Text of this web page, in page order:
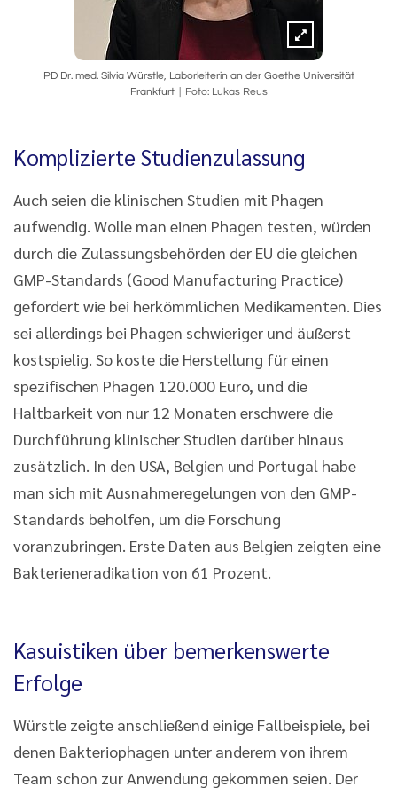
PD Dr. med. Silvia Würstle, Laborleiterin an der Goethe Universität
Frankfurt
Foto: Lukas Reus
Komplizierte Studienzulassung
Auch seien die klinischen Studien mit Phagen
aufwendig. Wolle man einen Phagen testen, würden
durch die Zulassungsbehörden der EU die gleichen
GMP-Standards (Good Manufacturing Practice)
gefordert wie bei herkömmlichen Medikamenten. Dies
sei allerdings bei Phagen schwieriger und äußerst
kostspielig. So koste die Herstellung für einen
spezifischen Phagen 120.000 Euro, und die
Haltbarkeit von nur 12 Monaten erschwere die
Durchführung klinischer Studien darüber hinaus
zusätzlich. In den USA, Belgien und Portugal habe
man sich mit Ausnahmeregelungen von den GMP-
Standards beholfen, um die Forschung
voranzubringen. Erste Daten aus Belgien zeigten eine
Bakterieneradikation von 61 Prozent.
Kasuistiken über bemerkenswerte
Erfolge
Würstle zeigte anschließend einige Fallbeispiele, bei
denen Bakteriophagen unter anderem von ihrem
Team schon zur Anwendung gekommen seien. Der